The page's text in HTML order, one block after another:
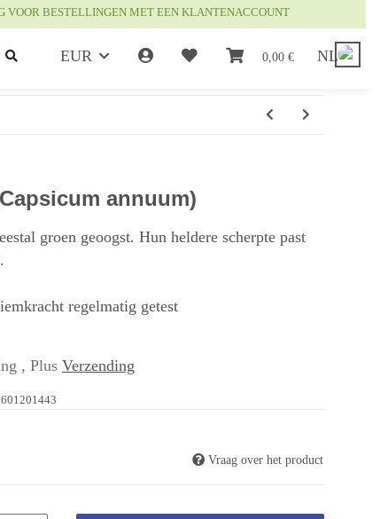
VOOR BESTELLINGEN MET EEN KLANTENACCOUNT
EUR 0,00 € NL
annuum)
groen geoogst. Hun heldere scherpte past
regelmatig getest
, Plus Verzending
Vraag over het product